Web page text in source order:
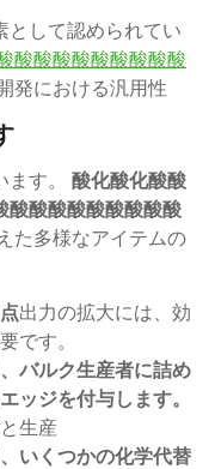
として認められてい
酸酸酸酸酸酸酸酸酸
発における汎用性
ます。 酸化酸化酸酸
酸酸酸酸酸酸酸酸酸
た多様なアイテムの
出力の拡大には、効
です。
バルク生産者に詰め
ッジを付与します。
生産
いくつかの化学代替